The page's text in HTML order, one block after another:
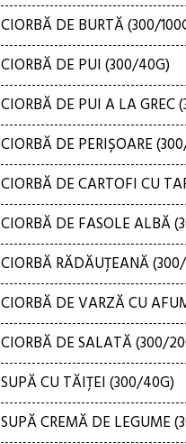
CIORBĂ DE BURTĂ (300/
CIORBĂ DE PUI (300/40G)
CIORBĂ DE PUI A LA GREC
CIORBĂ DE PERIȘOARE
CIORBĂ DE CARTOFI CU
CIORBĂ DE FASOLE ALBĂ
CIORBĂ RĂDĂUȚEANĂ
CIORBĂ DE VARZĂ CU
CIORBĂ DE SALATĂ (300/
SUPĂ CU TĂIȚEI (300/40G)
SUPĂ CREMĂ DE LEGUME